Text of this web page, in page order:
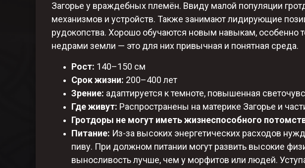
Загорье у враждебных племён. Ввиду малой популяции
механизмов и устройств. Также занимают лидирующие
рудокопства. Хорошо обучаются новым навыкам, особенно
недрами земли — это для них привычная и понятная среда.
Рост: 140–150 см​
Срок жизни: 200–400 лет​
Зрение: адаптируется к темноте, повышенная
Где живут: Распространены на материке Загорье и
Гротдоры не могут иметь жизнеспособного
Питание: Из-за высоких энергетических расходов
пиву. При должном питании могут развить высокие
выносливость лучше, чем у морфитов или людей.